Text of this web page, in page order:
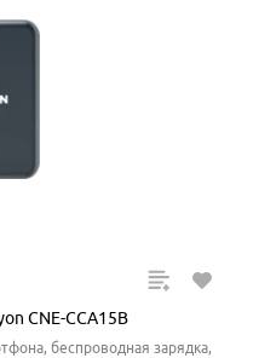
CNE-CCA15B
беспроводная зарядка,